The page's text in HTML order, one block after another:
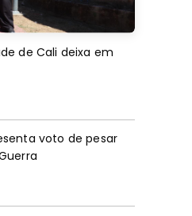
deixa em
voto de pesar